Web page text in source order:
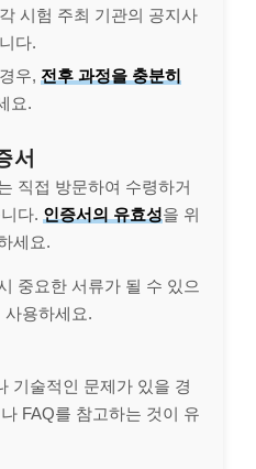
시험 주최 기관의 공지사
다.
우, 전후 과정을 충분히
요.
서
직접 방문하여 수령하거
다. 인증서의 유효성을 위
세요.
중요한 서류가 될 수 있으
사용하세요.
기술적인 문제가 있을 경
FAQ를 참고하는 것이 유